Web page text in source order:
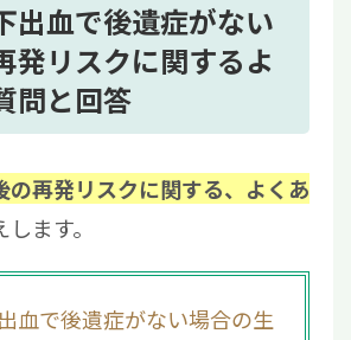
出血で後遺症がない
発リスクに関するよ
問と回答
の再発リスクに関する、よくあ
ます。
血で後遺症がない場合の生